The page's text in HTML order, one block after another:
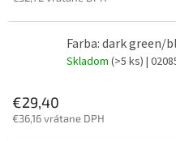
Farba: dark green/
Skladom (>5 ks) |
€29,40
€36,16 vrátane DPH